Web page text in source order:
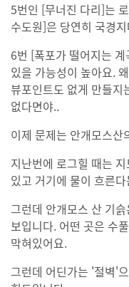
5번인 [무너진 다리]는
수도원]은 당연히 국경
6번 [폭포가 떨어지는
있을 가능성이 높아요.
뷰포인트도 없게 만들지
없다면야..
이제 문제는 안개모스산
지난번에 로그힐 때는
있고 거기에 물이 흐른
그런데 안개모스 산 기
보입니다. 어떤 곳은 수
막혀있어요.
그런데 어딘가는 '절벽'